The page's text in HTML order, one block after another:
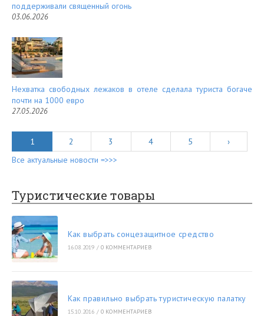
поддерживали священный огонь
03.06.2026
Нехватка свободных лежаков в отеле сделала туриста богаче
почти на 1000 евро
27.05.2026
1 2 3 4 5
›
Все актуальные новости =>>>
Туристические товары
Как выбрать сонцезащитное средство
16.08.2019 / 0 КОММЕНТАРИЕВ
Как правильно выбрать туристическую палатку
15.10.2016 / 0 КОММЕНТАРИЕВ